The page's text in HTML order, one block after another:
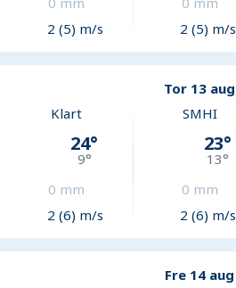
2 (5) m/s
2 (5) m/s
Tor 13 aug
Klart
24°
9°
0 mm
2 (6) m/s
SMHI
23°
13°
0 mm
2 (6) m/s
Fre 14 aug